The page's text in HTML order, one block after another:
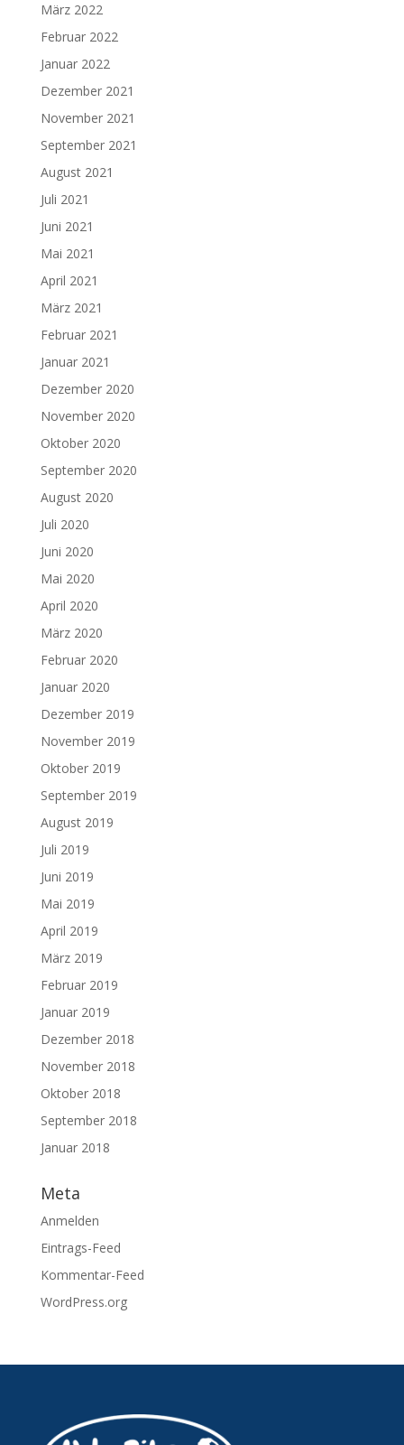
März 2022
Februar 2022
Januar 2022
Dezember 2021
November 2021
September 2021
August 2021
Juli 2021
Juni 2021
Mai 2021
April 2021
März 2021
Februar 2021
Januar 2021
Dezember 2020
November 2020
Oktober 2020
September 2020
August 2020
Juli 2020
Juni 2020
Mai 2020
April 2020
März 2020
Februar 2020
Januar 2020
Dezember 2019
November 2019
Oktober 2019
September 2019
August 2019
Juli 2019
Juni 2019
Mai 2019
April 2019
März 2019
Februar 2019
Januar 2019
Dezember 2018
November 2018
Oktober 2018
September 2018
Januar 2018
Meta
Anmelden
Eintrags-Feed
Kommentar-Feed
WordPress.org